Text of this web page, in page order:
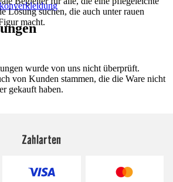
Lösung suchen, die auch unter rauen
macht.
wurde von uns nicht überprüft.
von Kunden stammen, die die Ware nicht
gekauft haben.
Zahlarten